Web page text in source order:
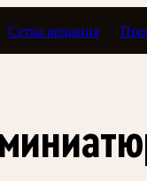
Сетка вещания
Музыка,